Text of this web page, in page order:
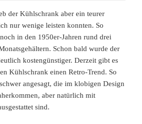
der Kühlschrank aber ein teurer
nur wenige leisten konnten. So
in den 1950er-Jahren rund drei
Schon bald wurde der
kostengünstiger. Derzeit gibt es
Kühlschrank einen Retro-Trend. So
angesagt, die im klobigen Design
aber natürlich mit
sind.